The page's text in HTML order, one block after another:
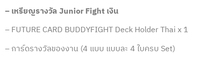
– เหรียญรางวัลJuniorFight เงิน
– FUTURE CARD BUDDYFIGHT Deck Holder Thai x 1
– การ์ดรางวัลของงาน (4 แบบ แบบละ 4 ใบครบ Set)